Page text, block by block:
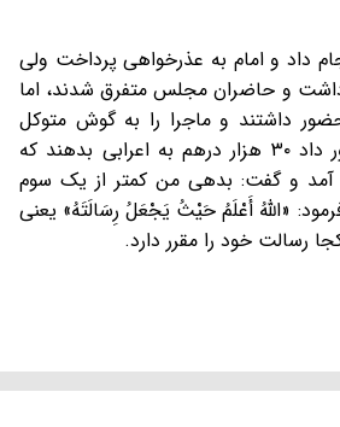
داد و امام به عذرخواهی پرداخت ولی
و حاضران مجلس متفرق شدند، اما
داشتند و ماجرا را به گوش متوکل
رساندند و متوکل دستور داد ۳۰ هزار درهم به اعرابی بدهند که
آمد و گفت: بدهی من کمتر از یک سوم
«اللَّهُ أَعْلَمُ حَيْثُ يَجْعَلُ رِسَالَتَهُ» یعنی
رسالت خود را مقرر دارد.